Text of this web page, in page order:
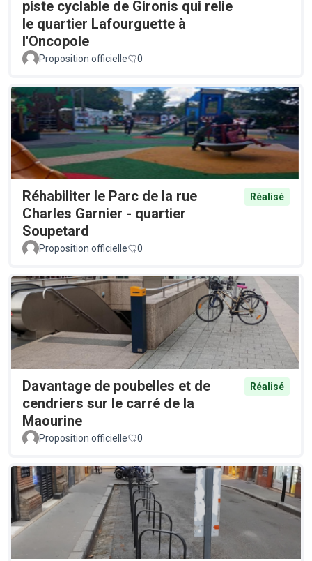
piste cyclable de Gironis qui relie
le quartier Lafourguette à
l'Oncopole
Proposition officielle 0
Réhabiliter le Parc de la rue
Charles Garnier - quartier
Soupetard
Réalisé
Proposition officielle 0
Davantage de poubelles et de
cendriers sur le carré de la
Maourine
Réalisé
Proposition officielle 0